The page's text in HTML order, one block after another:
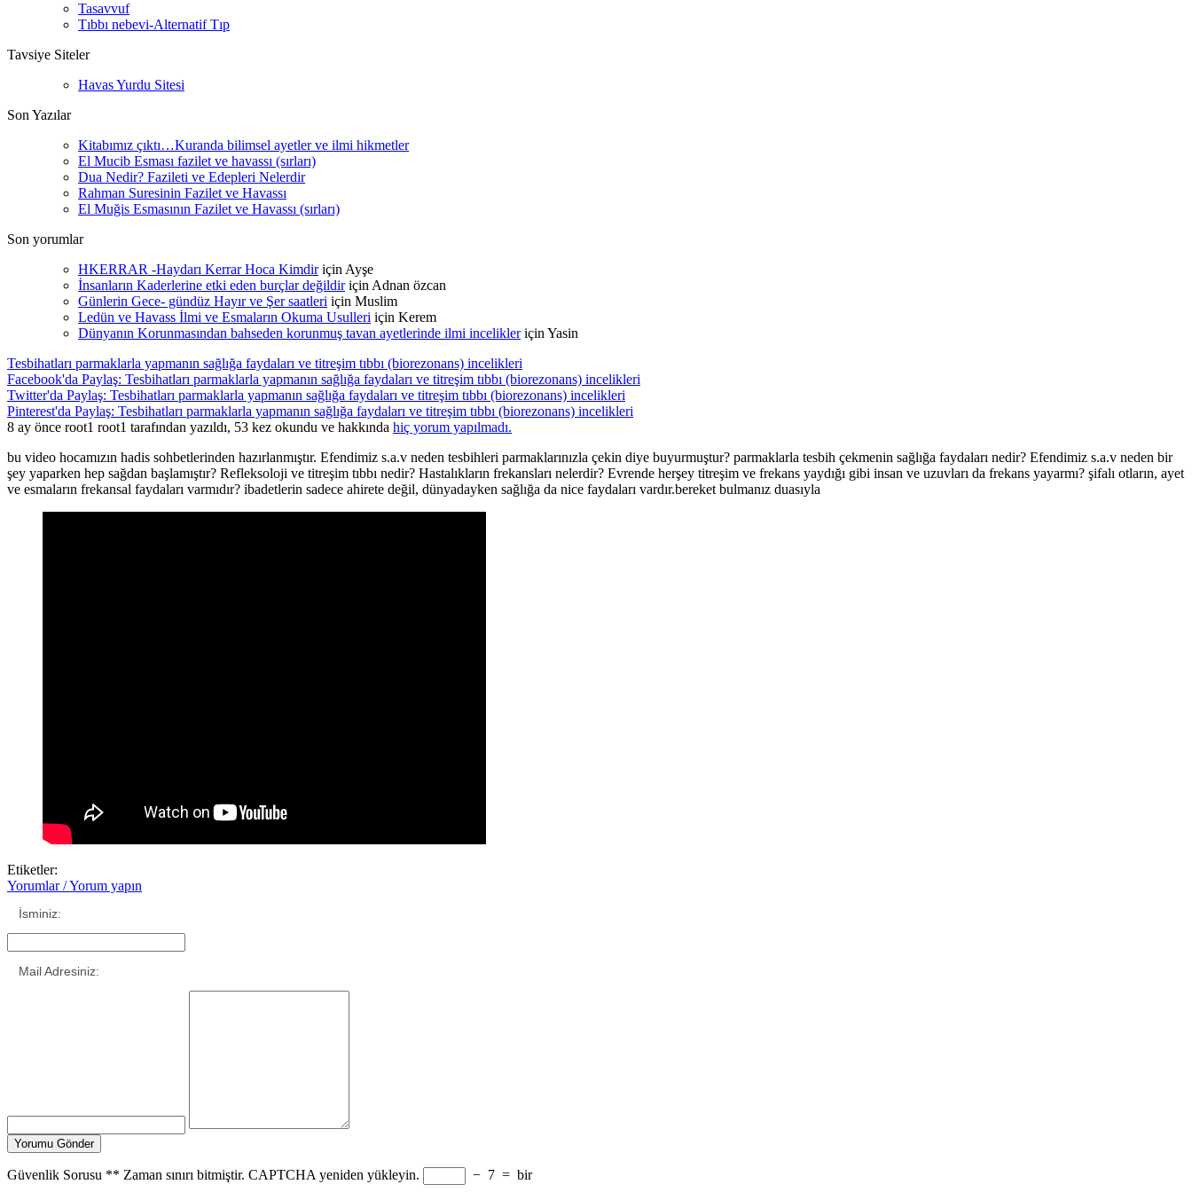
Tasavvuf
Tıbbı nebevi-Alternatif Tıp
Tavsiye Siteler
Havas Yurdu Sitesi
Son Yazılar
Kitabımız çıktı…Kuranda bilimsel ayetler ve ilmi hikmetler
El Mucib Esması fazilet ve havassı (sırları)
Dua Nedir? Fazileti ve Edepleri Nelerdir
Rahman Suresinin Fazilet ve Havassı
El Muğis Esmasının Fazilet ve Havassı (sırları)
Son yorumlar
HKERRAR -Haydarı Kerrar Hoca Kimdiriçin Ayşe
İnsanların Kaderlerine etki eden burçlar değildiriçin Adnan özcan
Günlerin Gece- gündüz Hayır ve Şer saatleri için Muslim
Ledün ve Havass İlmi ve Esmaların Okuma Usulleri için Kerem
Dünyanın Korunmasından bahseden korunmuş tavan ayetlerinde ilmi incelikleriçin Yasin
Tesbihatları parmaklarla yapmanın sağlığa faydaları ve titreşim tıbbı (biorezonans) incelikleri
Facebook'da Paylaş: Tesbihatları parmaklarla yapmanın sağlığa faydaları ve titreşim tıbbı (biorezonans) incelikleri
Twitter'da Paylaş: Tesbihatları parmaklarla yapmanın sağlığa faydaları ve titreşim tıbbı (biorezonans) incelikleri
Pinterest'da Paylaş: Tesbihatları parmaklarla yapmanın sağlığa faydaları ve titreşim tıbbı (biorezonans) incelikleri
8 ay önce root1 root1 tarafından yazıldı, 53 kez okundu ve hakkında hiç yorum yapılmadı.
bu video hocamızın hadis sohbetlerinden hazırlanmıştır. Efendimiz s.a.v neden tesbihleri parmaklarınızla çekin diye buyurmuştur? parmaklarla tesbih çekmenin sağlığa faydaları nedir? Efendimiz s.a.v neden bir
şey yaparken hep sağdan başlamıştır? Refleksoloji ve titreşim tıbbı nedir? Hastalıkların frekansları nelerdir? Evrende herşey titreşim ve frekans yaydığı gibi insan ve uzuvları da frekans yayarmı? şifalı otların, ayet
ve esmaların frekansal faydaları varmıdır? ibadetlerin sadece ahirete değil, dünyadayken sağlığa da nice faydaları vardır.bereket bulmanız duasıyla
Etiketler:
Yorumlar / Yorum yapın
İsminiz:
Mail Adresiniz:
Güvenlik Sorusu ** Zaman sınırı bitmiştir. CAPTCHA yeniden yükleyin. − 7 = bir